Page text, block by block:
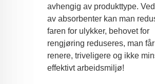
avhengig av produkttype.
av absorbenter kan man
faren for ulykker, behovet for
rengjøring reduseres, man
renere, triveligere og ikke
effektivt arbeidsmiljø!